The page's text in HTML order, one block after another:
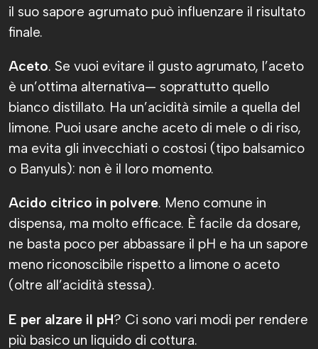
il suo sapore agrumato può influenzare il risultato
finale.
Aceto. Se vuoi evitare il gusto agrumato, l’aceto
è un’ottima alternativa— soprattutto quello
bianco distillato. Ha un’acidità simile a quella del
limone. Puoi usare anche aceto di mele o di riso,
ma evita gli invecchiati o costosi (tipo balsamico
o Banyuls): non è il loro momento.
Acido citrico in polvere. Meno comune in
dispensa, ma molto efficace. È facile da dosare,
ne basta poco per abbassare il pH e ha un sapore
meno riconoscibile rispetto a limone o aceto
(oltre all’acidità stessa).
E per alzare il pH? Ci sono vari modi per rendere
più basico un liquido di cottura.